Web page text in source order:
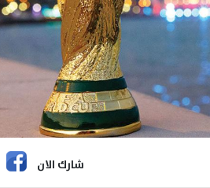
شارك الان